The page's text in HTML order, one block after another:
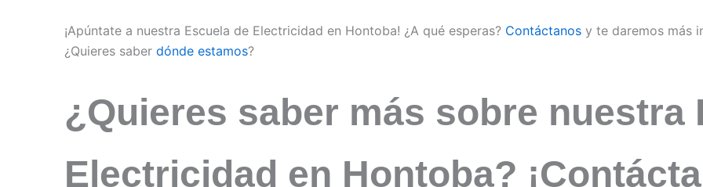
¡Apúntate a nuestra Escuela de Electricidad en Hontoba! ¿A qué esperas? Contáctanos y te daremos más
¿Quieres saber dónde estamos?
¿Quieres saber más sobre nuestra
Electricidad en Hontoba?